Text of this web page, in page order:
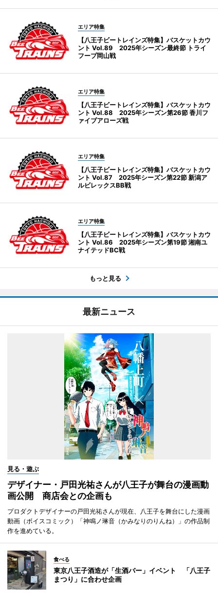
エリア特集
【八王子ビートレインズ特集】バスケットカウ
ント Vol.89 2025年シーズン最終節 トライ
フープ岡山戦
エリア特集
【八王子ビートレインズ特集】バスケットカウ
ント Vol.88 2025年シーズン第26節 香川フ
ァイブアローズ戦
エリア特集
【八王子ビートレインズ特集】バスケットカウ
ント Vol.87 2025年シーズン第22節 新潟ア
ルビレックスBB戦
エリア特集
【八王子ビートレインズ特集】バスケットカウ
ント Vol.86 2025年シーズン第19節 湘南ユ
ナイテッドBC戦
もっと見る
最新ニュース
見る・遊ぶ
デザイナー・戸田光祐さんが八王子が舞台の漫画動
画公開 商店会との企画も
プロダクトデザイナーの戸田光祐さんが現在、八王子を舞台にした漫画
動画（ボイスコミック）「神鳴ノ琳音（かみなりのりんね）」の作品制
作を進めている。
食べる
東京八王子酒造が「生酒バー」イベント 「八王子
まつり」に合わせ企画